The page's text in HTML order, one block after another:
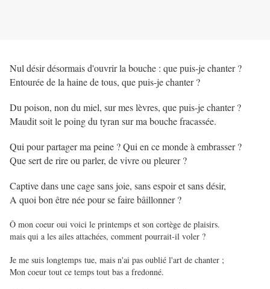
Nul désir désormais d'ouvrir la bouche : que puis-je chanter ?
Entourée de la haine de tous, que puis-je chanter ?
Du poison, non du miel, sur mes lèvres, que puis-je chanter ?
Maudit soit le poing du tyran sur ma bouche fracassée.
Qui pour partager ma peine ? Qui en ce monde à embrasser ?
Que sert de rire ou parler, de vivre ou pleurer ?
Captive dans une cage sans joie, sans espoir et sans désir,
A quoi bon être née pour se faire bâillonner ?
Ô mon coeur oui voici le printemps et son cortège de plaisirs.
mais qui a les ailes attachées, comment pourrait-il voler ?
Je me suis longtemps tue, mais n'ai pas oublié l'art de chanter ;
Mon coeur tout ce temps tout bas a fredonné.